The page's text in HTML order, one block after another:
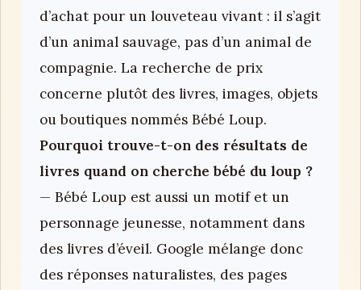
d’achat pour un louveteau vivant : il s’agit
d’un animal sauvage, pas d’un animal de
compagnie. La recherche de prix
concerne plutôt des livres, images, objets
ou boutiques nommés Bébé Loup.
Pourquoi trouve-t-on des résultats de
livres quand on cherche bébé du loup ?
— Bébé Loup est aussi un motif et un
personnage jeunesse, notamment dans
des livres d’éveil. Google mélange donc
des réponses naturalistes, des pages